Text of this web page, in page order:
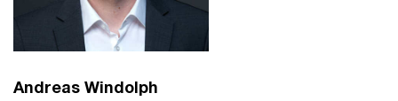
Andreas Windolph